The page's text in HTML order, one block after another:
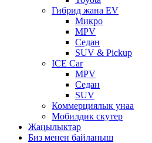
Гибрид жана EV
Микро
MPV
Седан
SUV & Pickup
ICE Car
MPV
Седан
SUV
Коммерциялык унаа
Мобилдик скутер
Жаңылыктар
Биз менен байланыш